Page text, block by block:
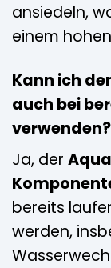
ansiedeln,
einem
Kann ich
auch bei
verwenden?
Ja, der
bereits
werden,